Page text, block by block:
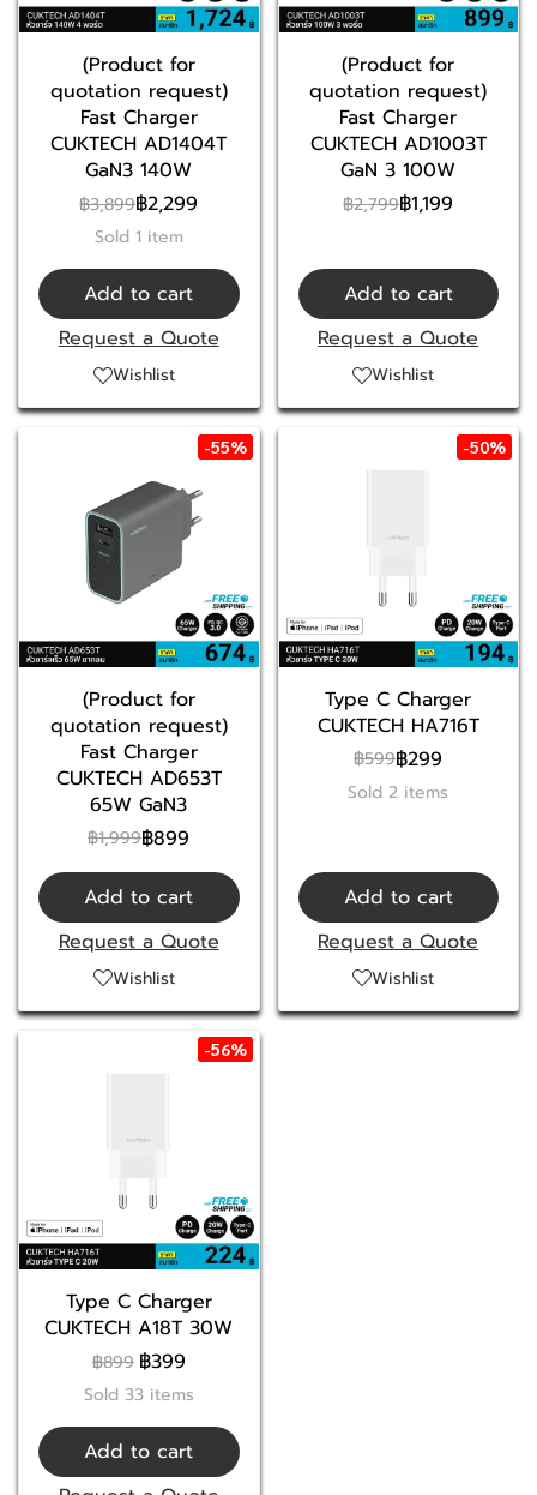
(Product for
quotation request)
Fast Charger
CUKTECH AD1404T
GaN3 140W
฿3,899฿2,299
Sold 1 item
Add to cart
Request a Quote
Wishlist
(Product for
quotation request)
Fast Charger
CUKTECH AD1003T
GaN 3 100W
฿2,799฿1,199
Add to cart
Request a Quote
Wishlist
-55%
(Product for
quotation request)
Fast Charger
CUKTECH AD653T
65W GaN3
฿1,999฿899
Add to cart
Request a Quote
Wishlist
-50%
Type C Charger
CUKTECH HA716T
฿599฿299
Sold 2 items
Add to cart
Request a Quote
Wishlist
-56%
Type C Charger
CUKTECH A18T 30W
฿899 ฿399
Sold 33 items
Add to cart